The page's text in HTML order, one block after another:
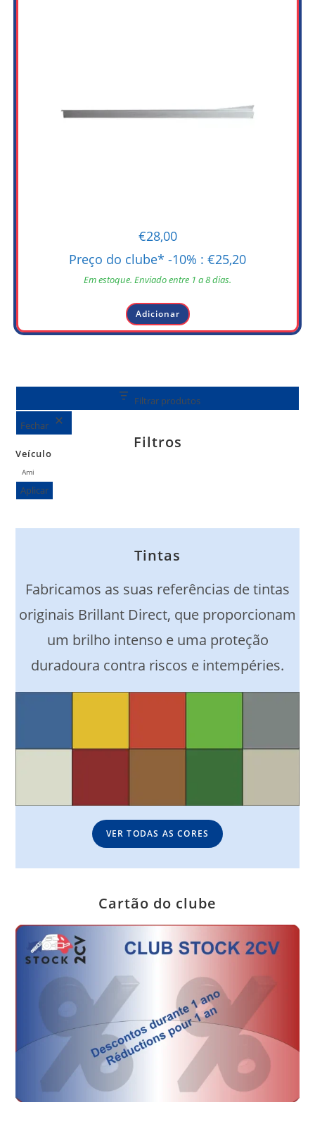
€28,00
Preço do clube* -10% : €25,20
Em estoque. Enviado entre 1 a 8 dias.
Adicionar
Filtrar produtos
Fechar
Filtros
Veículo
Véhicule
Ami
Aplicar
Tintas
Fabricamos as suas referências de tintas
originais Brillant Direct, que proporcionam
um brilho intenso e uma proteção
duradoura contra riscos e intempéries.
VER TODAS AS CORES
Cartão do clube